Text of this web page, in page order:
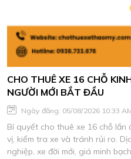
CHO THUÊ XE 16 CHỖ
NGƯỜI MỚI BẮT ĐẦU
Ngày đăng: 05/08/2026 10:33
Bí quyết cho thuê xe 16 chỗ lần
vị, kiểm tra xe và tránh rủi ro.
nghiệp, xe đời mới, giá minh